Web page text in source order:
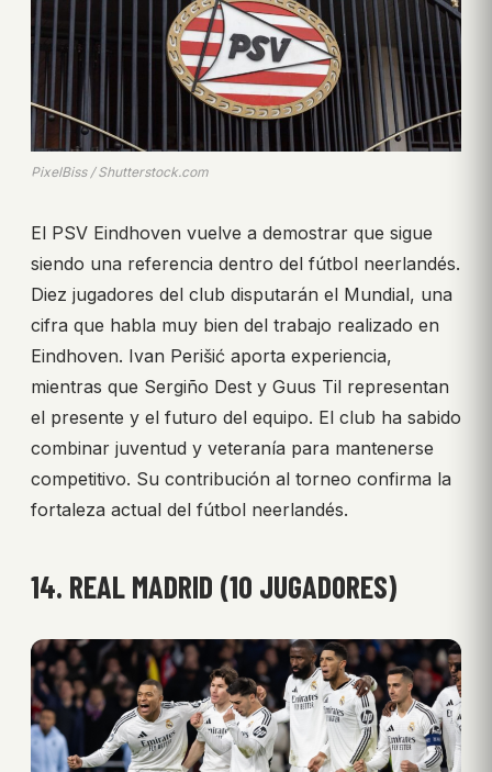
PixelBiss / Shutterstock.com
El PSV Eindhoven vuelve a demostrar que sigue
siendo una referencia dentro del fútbol neerlandés.
Diez jugadores del club disputarán el Mundial, una
cifra que habla muy bien del trabajo realizado en
Eindhoven. Ivan Perišić aporta experiencia,
mientras que Sergiño Dest y Guus Til representan
el presente y el futuro del equipo. El club ha sabido
combinar juventud y veteranía para mantenerse
competitivo. Su contribución al torneo confirma la
fortaleza actual del fútbol neerlandés.
14. REAL MADRID (10 JUGADORES)